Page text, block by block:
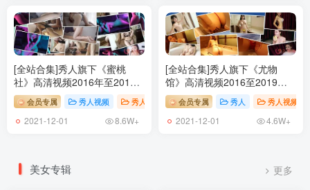
[全站合集]秀人旗下《蜜桃
社》高清视频2016年至2019
年全12套
会员专属 秀人视频 秀人 # 视频 # XIUREN秀人 # MiiTao蜜桃社
2021-12-01 8.6W+
[全站合集]秀人旗下《尤物
馆》高清视频2016至2019年
25套会员专属 秀人 秀人视频
2021-12-01 4.6W+
美女专辑 更多